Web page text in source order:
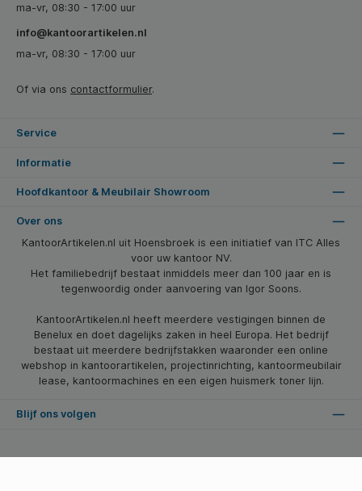
ma-vr, 08:30 - 17:00 uur
info@kantoorartikelen.nl
ma-vr, 08:30 - 17:00 uur
Of via ons contactformulier.
Service
Informatie
Hoofdkantoor & Meubilair Showroom
Over ons
KantoorArtikelen.nl uit Hoensbroek is een initiatief van ITC Alles
voor uw kantoor NV.
Het familiebedrijf bestaat inmiddels meer dan 100 jaar en is
tegenwoordig onder aanvoering van Igor Soons.
KantoorArtikelen.nl heeft meerdere vestigingen binnen de
Benelux en doet dagelijks zaken in heel Europa. Het bedrijf
bestaat uit meerdere bedrijfstakken waaronder een online
webshop in kantoorartikelen, projectinrichting, kantoormeubilair
lease, kantoormachines en een eigen huismerk toner lijn.
Blijf ons volgen